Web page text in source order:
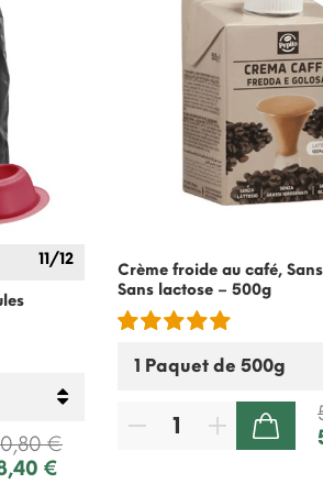
11/12
€
€
Crème froide au café,
Sans lactose – 500g